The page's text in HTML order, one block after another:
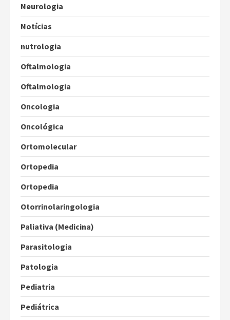
Neurologia
Notícias
nutrologia
Oftalmologia
Oftalmologia
Oncologia
Oncológica
Ortomolecular
Ortopedia
Ortopedia
Otorrinolaringologia
Paliativa (Medicina)
Parasitologia
Patologia
Pediatria
Pediátrica